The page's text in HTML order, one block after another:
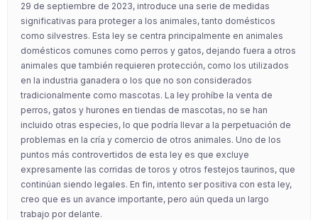
29 de septiembre de 2023, introduce una serie de medidas
significativas para proteger a los animales, tanto domésticos
como silvestres. Esta ley se centra principalmente en animales
domésticos comunes como perros y gatos, dejando fuera a otros
animales que también requieren protección, como los utilizados
en la industria ganadera o los que no son considerados
tradicionalmente como mascotas​. La ley prohíbe la venta de
perros, gatos y hurones en tiendas de mascotas, no se han
incluido otras especies, lo que podría llevar a la perpetuación de
problemas en la cría y comercio de otros animales. Uno de los
puntos más controvertidos de esta ley es que excluye
expresamente las corridas de toros y otros festejos taurinos, que
continúan siendo legales. En fin, intento ser positiva con esta ley,
creo que es un avance importante, pero aún queda un largo
trabajo por delante.